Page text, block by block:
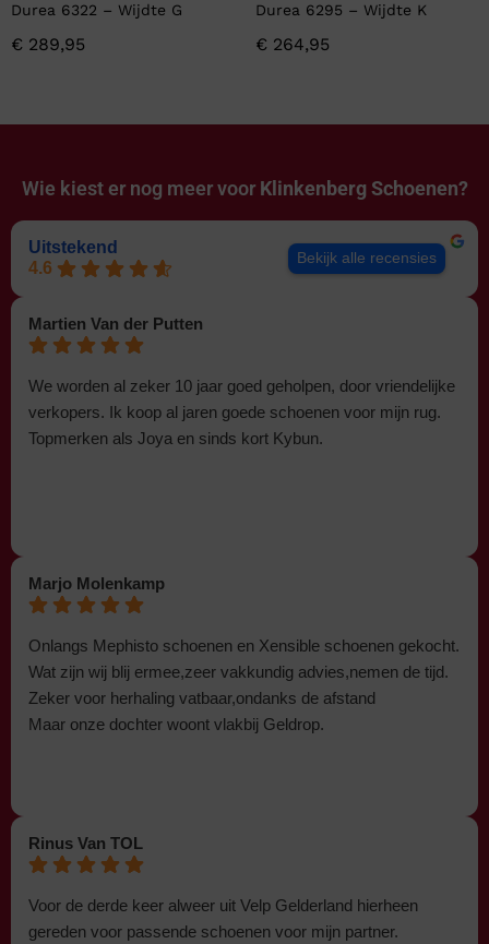
Durea 6322 – Wijdte G
€ 289,95
Durea 6295 – Wijdte K
€ 264,95
Wie kiest er nog meer voor Klinkenberg Schoenen?
Uitstekend
4.6
Bekijk alle recensies
Martien Van der Putten
We worden al zeker 10 jaar goed geholpen, door vriendelijke
verkopers. Ik koop al jaren goede schoenen voor mijn rug.
Topmerken als Joya en sinds kort Kybun.
Marjo Molenkamp
Onlangs Mephisto schoenen en Xensible schoenen gekocht.
Wat zijn wij blij ermee,zeer vakkundig advies,nemen de tijd.
Zeker voor herhaling vatbaar,ondanks de afstand
Maar onze dochter woont vlakbij Geldrop.
Rinus Van TOL
Voor de derde keer alweer uit Velp Gelderland hierheen
gereden voor passende schoenen voor mijn partner.